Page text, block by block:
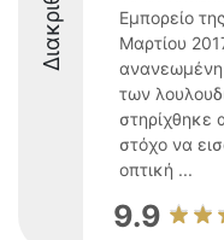
Εμπορείο
Μαρτίου
ανανεωμένη
των
στηρίχθηκε
στόχο να
οπτική ...
9.9